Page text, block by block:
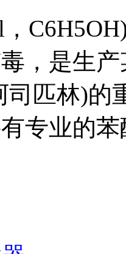
，
，是生
司匹林)的
专业的